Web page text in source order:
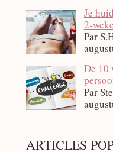
Je
Par
De 10
Par
ARTICLES